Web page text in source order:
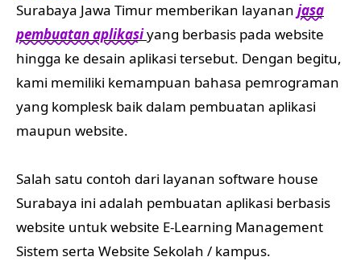
Surabaya Jawa Timur memberikan layanan jasa
pembuatan aplikasiyang berbasis pada website
hingga ke desain aplikasi tersebut. Dengan begitu,
kami memiliki kemampuan bahasa pemrograman
yang komplesk baik dalam pembuatan aplikasi
maupun website.
Salah satu contoh dari layanan software house
Surabaya ini adalah pembuatan aplikasi berbasis
website untuk website E-Learning Management
Sistem serta Website Sekolah / kampus.